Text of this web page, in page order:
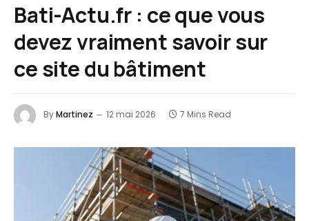
Bati-Actu.fr : ce que vous
devez vraiment savoir sur
ce site du bâtiment
ByMartinez 12 mai 2026 7 Mins Read